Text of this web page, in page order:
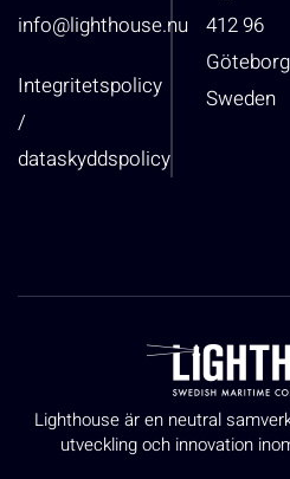
info@lighthouse.nu
Integritetspolicy
/
dataskyddspolicy
412 96
Sweden
Lighthouse är en neutral
utveckling och innovation